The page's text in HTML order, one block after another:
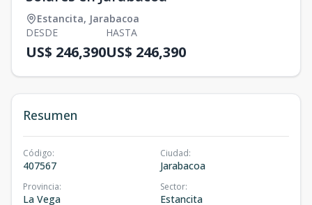
Estancita, Jarabacoa
DESDE
US$ 246,390
HASTA
US$ 246,390
Resumen
Código:
407567
Ciudad:
Jarabacoa
Provincia:
La Vega
Sector:
Estancita